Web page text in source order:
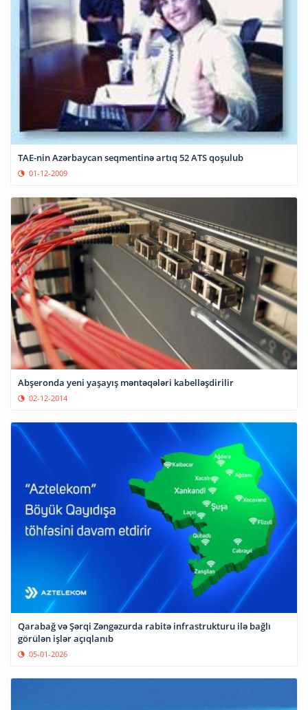
TAE-nin Azərbaycan seqmentinə artıq 52 ATS qoşulub
01-12-2009
Abşeronda yeni yaşayış məntəqələri kabelləşdirilir
02-12-2014
Qarabağ və Şərqi Zəngəzurda rabitə infrastrukturu ilə bağlı
görülən işlər açıqlanıb
05-01-2026